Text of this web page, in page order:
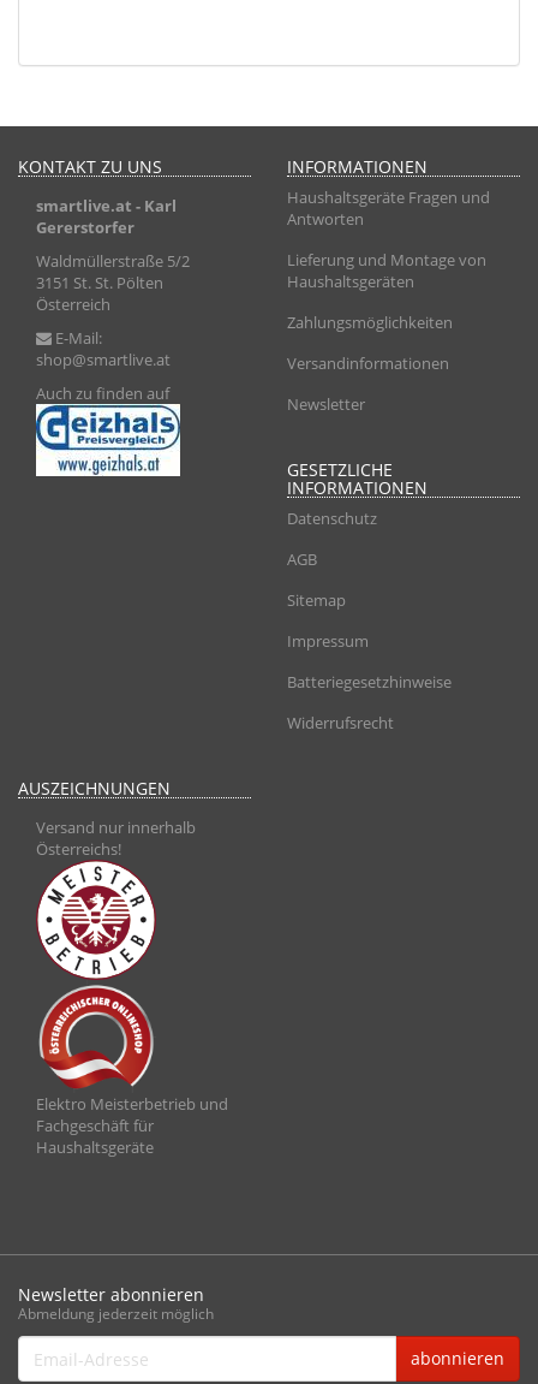
KONTAKT ZU UNS
smartlive.at - Karl
Gererstorfer
Waldmüllerstraße 5/2
3151 St. St. Pölten
Österreich
E-Mail:
shop@smartlive.at
Auch zu finden auf
INFORMATIONEN
Haushaltsgeräte Fragen und
Antworten
Lieferung und Montage von
Haushaltsgeräten
Zahlungsmöglichkeiten
Versandinformationen
Newsletter
GESETZLICHE
INFORMATIONEN
Datenschutz
AGB
Sitemap
Impressum
Batteriegesetzhinweise
Widerrufsrecht
AUSZEICHNUNGEN
Versand nur innerhalb
Österreichs!
Elektro Meisterbetrieb und
Fachgeschäft für
Haushaltsgeräte
Newsletter abonnieren
Abmeldung jederzeit möglich
Email-
Adresse
abonnieren